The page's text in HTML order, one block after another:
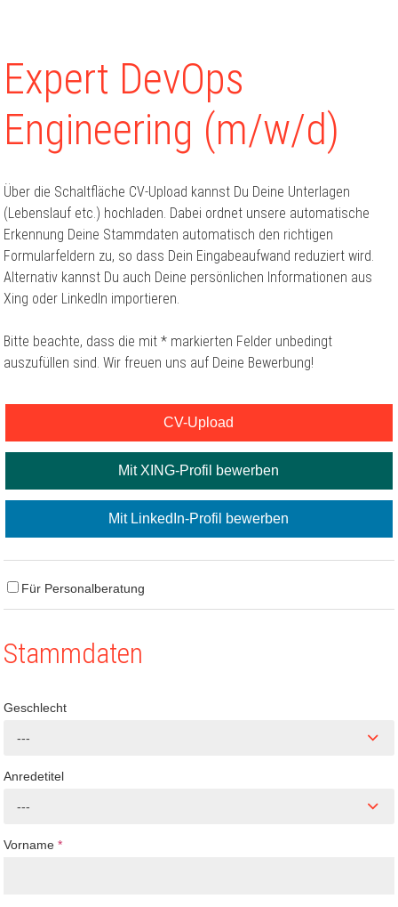
Expert DevOps
Engineering (m/w/d)
Über die Schaltfläche CV-Upload kannst Du Deine Unterlagen
(Lebenslauf etc.) hochladen. Dabei ordnet unsere automatische
Erkennung Deine Stammdaten automatisch den richtigen
Formularfeldern zu, so dass Dein Eingabeaufwand reduziert wird.
Alternativ kannst Du auch Deine persönlichen Informationen aus
Xing oder LinkedIn importieren.
Bitte beachte, dass die mit * markierten Felder unbedingt
auszufüllen sind. Wir freuen uns auf Deine Bewerbung!
CV-Upload
Mit XING-Profil bewerben
Mit LinkedIn-Profil bewerben
Für Personalberatung
Stammdaten
Geschlecht
---
Anredetitel
---
Vorname*